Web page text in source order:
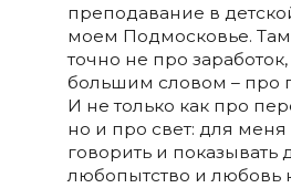
преподавание в
моем Подмосковье.
точно не про
большим словом – про
И не только как про
но и про свет: для
говорить и показывать
любопытство и любовь